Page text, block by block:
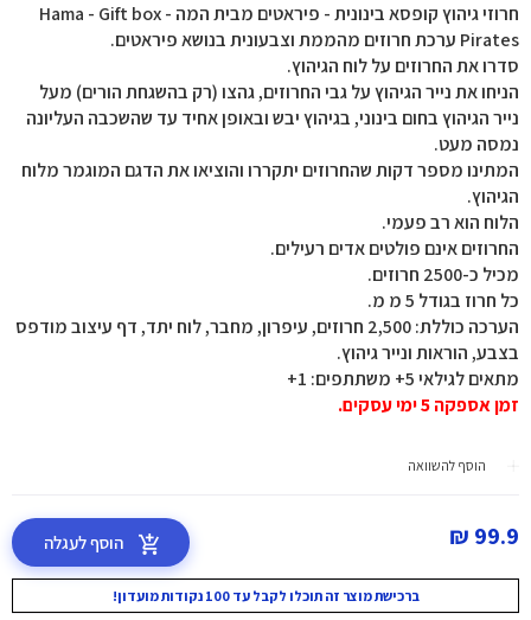
חרוזי גיהוץ קופסא בינונית - פיראטים מבית המה Hama - Gift box -
Pirates ערכת חרוזים מהממת וצבעונית בנושא פיראטים.
סדרו את החרוזים על לוח הגיהוץ.
הניחו את נייר הגיהוץ על גבי החרוזים, גהצו (רק בהשגחת הורים) מעל
נייר הגיהוץ בחום בינוני, בגיהוץ יבש ובאופן אחיד עד שהשכבה העליונה
נמסה מעט.
המתינו מספר דקות שהחרוזים יתקררו והוציאו את הדגם המוגמר מלוח
הגיהוץ.
הלוח הוא רב פעמי.
החרוזים אינם פולטים אדים רעילים.
מכיל כ-2500 חרוזים.
כל חרוז בגודל 5 מ מ.
הערכה כוללת: 2,500 חרוזים, עיפרון, מחבר, לוח יתד, דף עיצוב מודפס
בצבע, הוראות ונייר גיהוץ.
מתאים לגילאי 5+ משתתפים: 1+
זמן אספקה 5 ימי עסקים.
הוסף להשוואה
99.9 ₪ הוסף לעגלה
ברכישת מוצר זה תוכלו לקבל עד 100 נקודות מועדון!